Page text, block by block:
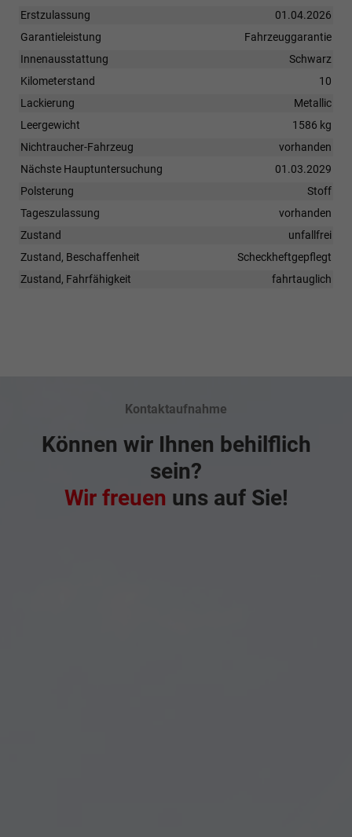
Erstzulassung
01.04.2026
Garantieleistung
Fahrzeuggarantie
Innenausstattung
Schwarz
Kilometerstand
10
Lackierung
Metallic
Leergewicht
1586 kg
Nichtraucher-Fahrzeug
vorhanden
Nächste Hauptuntersuchung
01.03.2029
Polsterung
Stoff
Tageszulassung
vorhanden
Zustand
unfallfrei
Zustand, Beschaffenheit
Scheckheftgepflegt
Zustand, Fahrfähigkeit
fahrtauglich
Kontaktaufnahme
Können wir Ihnen behilflich
sein?
Wir freuen uns auf Sie!